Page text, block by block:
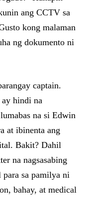
ang CCTV sa
kong malaman
ng dokumento ni
captain.
hindi na
na si Edwin
at ibinenta ang
Bakit? Dahil
na nagsasabing
sa pamilya ni
bahay, at medical